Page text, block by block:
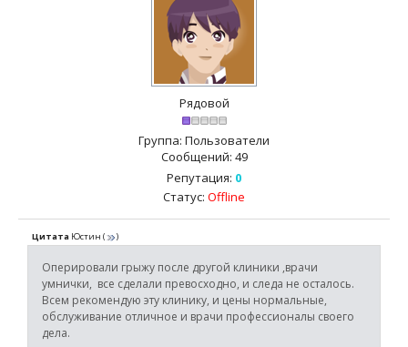
Рядовой
Группа: Пользователи
Сообщений: 49
Репутация: 0
Статус: Offline
Цитата Юстин ( )
Оперировали грыжу после другой клиники ,врачи
умнички, все сделали превосходно, и следа не осталось.
Всем рекомендую эту клинику, и цены нормальные,
обслуживание отличное и врачи профессионалы своего
дела.